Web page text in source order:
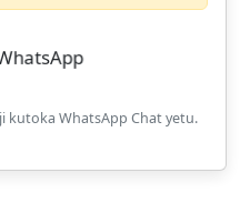
kutoka WhatsApp Chat yetu.